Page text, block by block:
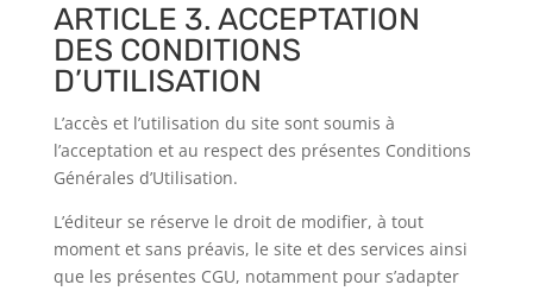
ARTICLE 3. ACCEPTATION
DES CONDITIONS
D’UTILISATION
L’accès et l’utilisation du site sont soumis à
l’acceptation et au respect des présentes Conditions
Générales d’Utilisation.
L’éditeur se réserve le droit de modifier, à tout
moment et sans préavis, le site et des services ainsi
que les présentes CGU, notamment pour s’adapter